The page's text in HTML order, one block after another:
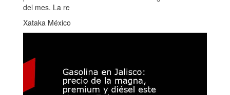
del mes. La re
Xataka México